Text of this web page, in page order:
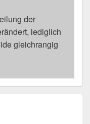
der
lediglich
gleichrangig